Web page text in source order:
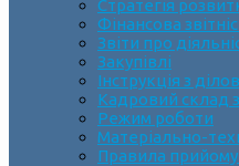
Стратегія
Фінансова
Звіти про
Закупівлі
Інструкція з
Кадровий склад
Режим роботи
Матеріально-
Правила